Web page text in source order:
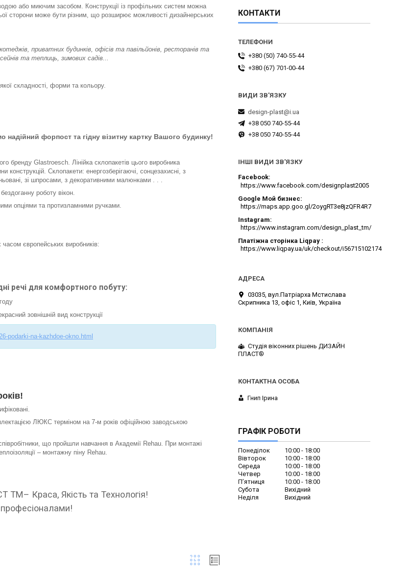
або миючим засобом. Конструкції із профільних систем можна
сторони може бути різним, що розширює можливості дизайнерських
приватних будинків, офісів та павільйонів, ресторанів та
та теплиць, зимових садів...
складності, форми та кольору.
форпост та гідну візитну картку Вашого будинку!
бренду Glastroesch. Лінійка склопакетів цього виробника
конструкцій. Склопакети: енергозберігаючі, сонцезахисні, з
зі шпросами, з декоративними малюнками . . .
роботу вікон.
опціями та протизламними ручками.
часом європейських виробників:
речі для комфортного побуту:
зовнішній вид конструкції
podarki-na-kazhdoe-okno.html
ЛЮКС терміном на 7-м років офіційною заводською
що пройшли навчання в Академії Rehau. При монтажі
– монтажну піну Rehau.
ТМ– Краса, Якість та Технологія!
професіоналами!
КОНТАКТИ
+380 (50) 740-55-44
+380 (67) 701-00-44
design-plast@i.ua
+38 050 740-55-44
+38 050 740-55-44
ІНШІ ВИДИ ЗВ'ЯЗКУ
Facebook
https://www.facebook.com/designplast2005
Google Мой бизнес
https://maps.app.goo.gl/2oygRT3e8jzQFR4R7
Instagram
https://www.instagram.com/design_plast_tm/
Платіжна сторінка Liqpay
https://www.liqpay.ua/uk/checkout/i56715102174
03035, вул.Патріарха Мстислава
Скрипника 13, офіс 1, Київ, Україна
Студія віконних рішень ДИЗАЙН
ПЛАСТ®
Гнип Ірина
ГРАФІК РОБОТИ
Понеділок 10:00
18:00
Вівторок
10:00
18:00
Середа
10:00
18:00
Четвер
10:00
18:00
Пʼятниця
10:00
18:00
Субота
Вихідний
Неділя
Вихідний